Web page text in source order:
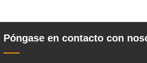
zanjas, la limpieza
Póngase en contacto con